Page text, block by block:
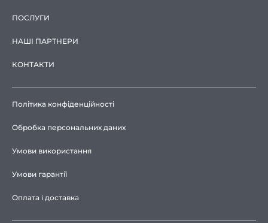
ПОСЛУГИ
НАШІ ПАРТНЕРИ
КОНТАКТИ
Політика конфіденційності
Обробка персональних даних
Умови використання
Умови гарантії
Оплата і доставка